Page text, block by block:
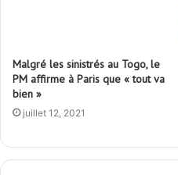
Malgré les sinistrés au Togo, le
PM affirme à Paris que « tout va
bien »
juillet 12, 2021